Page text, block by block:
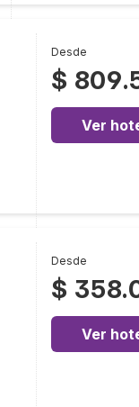
Desde
$
Ver
Desde
$
Ver